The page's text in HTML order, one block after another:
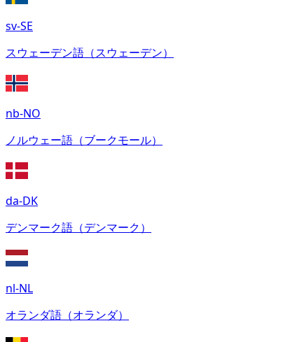
sv-SE
スウェーデン語（スウェーデン）
nb-NO
ノルウェー語（ブークモール）
da-DK
デンマーク語（デンマーク）
nl-NL
オランダ語（オランダ）